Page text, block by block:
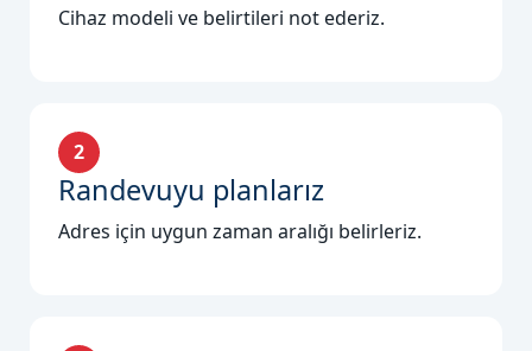
Cihaz modeli ve belirtileri not ederiz.
2
Randevuyu planlarız
Adres için uygun zaman aralığı belirleriz.